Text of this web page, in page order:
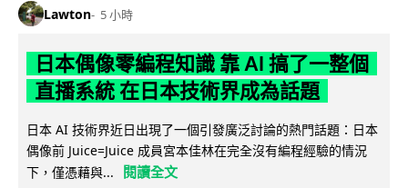
Lawton 5 小時
日本偶像零編程知識 靠 AI 搞了一整個
直播系統 在日本技術界成為話題
日本 AI 技術界近日出現了一個引發廣泛討論的熱門話題：日本
偶像前 Juice=Juice 成員宮本佳林在完全沒有編程經驗的情況
下，僅憑藉與...
閱讀全文